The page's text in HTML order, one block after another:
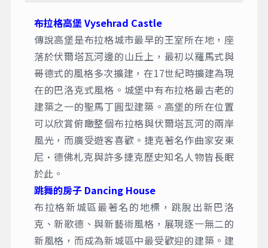
布拉格高堡 Vysehrad Castle
傳說高堡是布拉格城市最早的王室所在地，座
落於伏爾塔瓦河邊的山丘上，最初以羅馬式與
哥德式的風格多次擴建，在17世紀時擴建為現
在的巴洛克式風格。城堡中有布拉格最古老的
建築之一的聖馬丁圓型建築。高堡的所在位置
可以欣賞俯瞰整個布拉格與伏爾塔瓦河的兩岸
風光，而廣受遊客喜歡。捷克著名作曲家安東
尼·德佛札克與許多捷克歷史知名人物皆長眠
於此。
跳舞的房子 Dancing House
布拉格新城區最著名的地標，跳脫出新巴洛
克、新歌德、與新藝術風格，展現逐一無二的
新風格，而成為新城區中最受歡迎的建築。建